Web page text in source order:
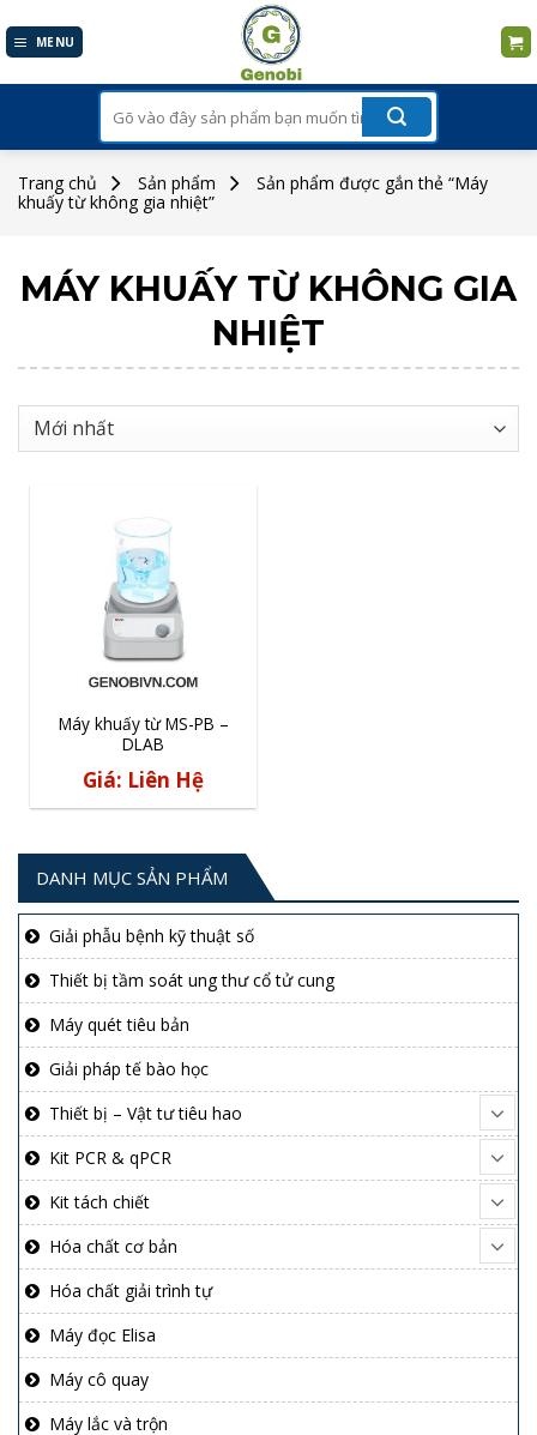
to
MENU
kiếm:
Trang chủ Sản phẩm
Sản phẩm được gắn thẻ “Máy
khuấy từ không gia nhiệt”
MÁY KHUẤY TỪ KHÔNG GIA
NHIỆT
Máy khuấy từ MS-PB –
DLAB
Giá: Liên Hệ
DANH MỤC SẢN PHẨM
Giải phẫu bệnh kỹ thuật số
Thiết bị tầm soát ung thư cổ tử cung
Máy quét tiêu bản
Giải pháp tế bào học
Thiết bị – Vật tư tiêu hao
Kit PCR & qPCR
Kit tách chiết
Hóa chất cơ bản
Hóa chất giải trình tự
Máy đọc Elisa
Máy cô quay
Máy lắc và trộn